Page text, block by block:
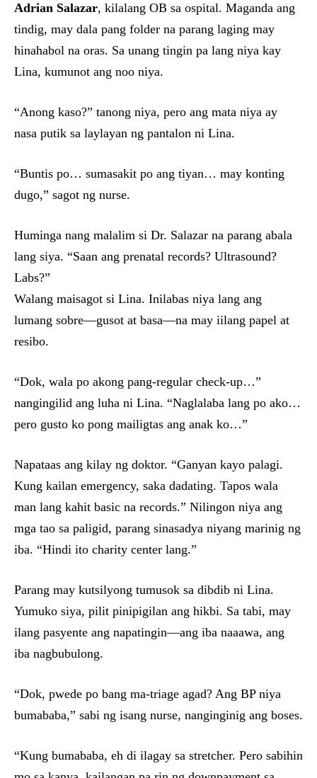
Adrian Salazar, kilalang OB sa ospital. Maganda ang
tindig, may dala pang folder na parang laging may
hinahabol na oras. Sa unang tingin pa lang niya kay
Lina, kumunot ang noo niya.
“Anong kaso?” tanong niya, pero ang mata niya ay
nasa putik sa laylayan ng pantalon ni Lina.
“Buntis po… sumasakit po ang tiyan… may konting
dugo,” sagot ng nurse.
Huminga nang malalim si Dr. Salazar na parang abala
lang siya. “Saan ang prenatal records? Ultrasound?
Labs?”
Walang maisagot si Lina. Inilabas niya lang ang
lumang sobre—gusot at basa—na may iilang papel at
resibo.
“Dok, wala po akong pang-regular check-up…”
nangingilid ang luha ni Lina. “Naglalaba lang po ako…
pero gusto ko pong mailigtas ang anak ko…”
Napataas ang kilay ng doktor. “Ganyan kayo palagi.
Kung kailan emergency, saka dadating. Tapos wala
man lang kahit basic na records.” Nilingon niya ang
mga tao sa paligid, parang sinasadya niyang marinig ng
iba. “Hindi ito charity center lang.”
Parang may kutsilyong tumusok sa dibdib ni Lina.
Yumuko siya, pilit pinipigilan ang hikbi. Sa tabi, may
ilang pasyente ang napatingin—ang iba naaawa, ang
iba nagbubulong.
“Dok, pwede po bang ma-triage agad? Ang BP niya
bumababa,” sabi ng isang nurse, nanginginig ang boses.
“Kung bumababa, eh di ilagay sa stretcher. Pero sabihin